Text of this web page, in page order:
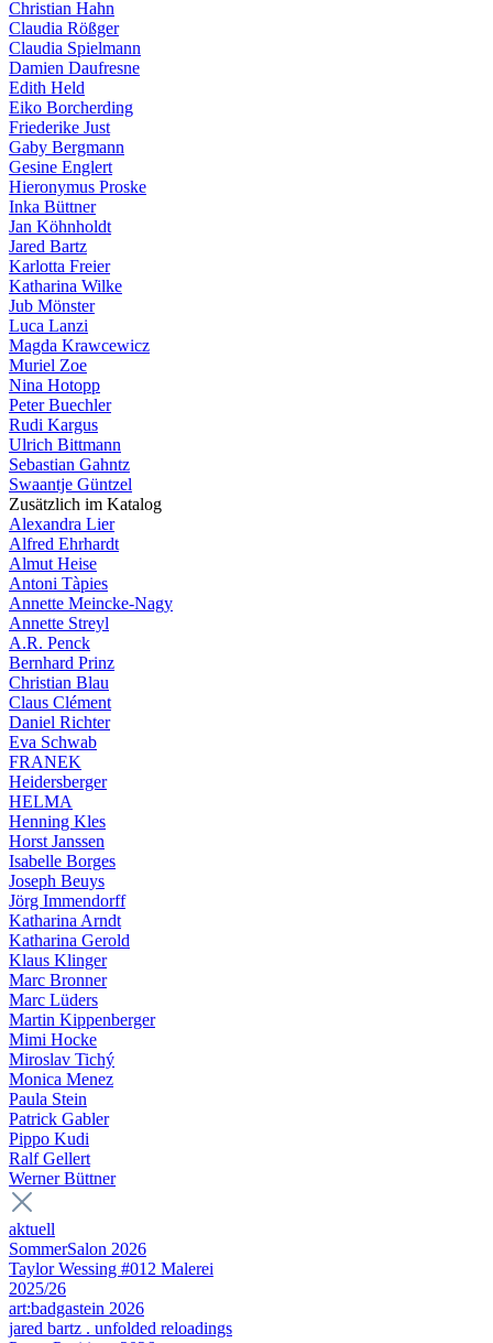
Christian Hahn
Claudia Rößger
Claudia Spielmann
Damien Daufresne
Edith Held
Eiko Borcherding
Friederike Just
Gaby Bergmann
Gesine Englert
Hieronymus Proske
Inka Büttner
Jan Köhnholdt
Jared Bartz
Karlotta Freier
Katharina Wilke
Jub Mönster
Luca Lanzi
Magda Krawcewicz
Muriel Zoe
Nina Hotopp
Peter Buechler
Rudi Kargus
Ulrich Bittmann
Sebastian Gahntz
Swaantje Güntzel
Zusätzlich im Katalog
Alexandra Lier
Alfred Ehrhardt
Almut Heise
Antoni Tàpies
Annette Meincke-Nagy
Annette Streyl
A.R. Penck
Bernhard Prinz
Christian Blau
Claus Clément
Daniel Richter
Eva Schwab
FRANEK
Heidersberger
HELMA
Henning Kles
Horst Janssen
Isabelle Borges
Joseph Beuys
Jörg Immendorff
Katharina Arndt
Katharina Gerold
Klaus Klinger
Marc Bronner
Marc Lüders
Martin Kippenberger
Mimi Hocke
Miroslav Tichý
Monica Menez
Paula Stein
Patrick Gabler
Pippo Kudi
Ralf Gellert
Werner Büttner
aktuell
SommerSalon 2026
Taylor Wessing #012 Malerei
2025/26
art:badgastein 2026
jared bartz . unfolded reloadings